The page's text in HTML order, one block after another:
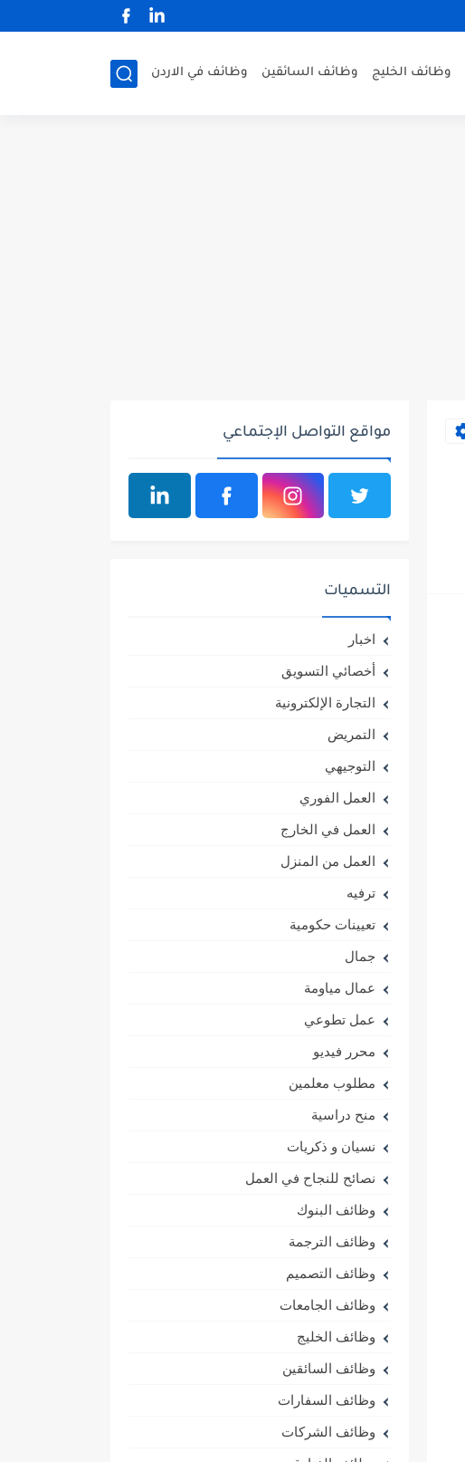
وظائف الخليج وظائف السائقين وظائف في الاردن
مواقع التواصل الإجتماعي
التسميات
اخبار
أخصائي التسويق
التجارة الإلكترونية
التمريض
التوجيهي
العمل الفوري
العمل في الخارج
العمل من المنزل
ترفيه
تعيينات حكومية
جمال
عمال مياومة
عمل تطوعي
محرر فيديو
مطلوب معلمين
منح دراسية
نسيان و ذكريات
نصائح للنجاح في العمل
وظائف البنوك
وظائف الترجمة
وظائف التصميم
وظائف الجامعات
وظائف الخليج
وظائف السائقين
وظائف السفارات
وظائف الشركات